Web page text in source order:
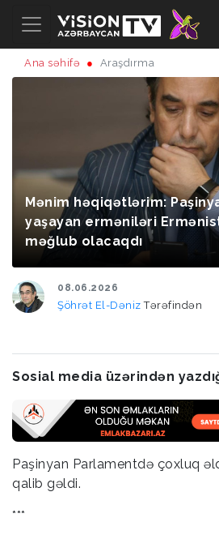
Ana səhifə Araşdırma
Mənim həqiqətlərim:
yaşayan erməniləri
məğlub olacaqdı
08.06.2026
Şöhrət El-DənizTərəfindən
Sosial media üzərindən
Paşinyan Parlamentdə çoxluq
qalib gəldi.
***